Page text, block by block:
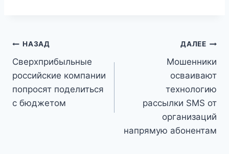
Навигация
по
записям
НАЗАД
Сверхприбыльные
российские компании
попросят поделиться
с бюджетом
ДАЛЕЕ
Мошенники
осваивают
технологию
рассылки SMS от
организаций
напрямую абонентам